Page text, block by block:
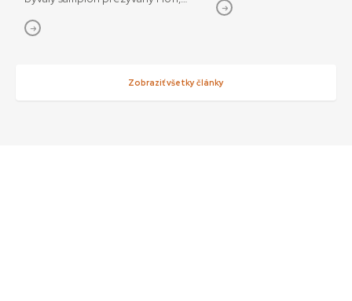
bojových športov. V snímke
Bojovník mal začiatkom júla svetovú
premiéru na MFF Karlove Vary, od
časopisu Kino-Ikon
Zobraziť všetky články